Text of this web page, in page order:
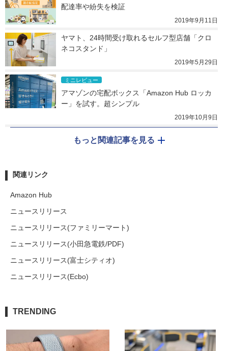
配達率や紛失を検証
2019年9月11日
ヤマト、24時間受け取れるセルフ型店舗「クロ
ネコスタンド」
2019年5月29日
ミニレビュー
アマゾンの宅配ボックス「Amazon Hub ロッカ
ー」を試す。超シンプル
2019年10月9日
もっと関連記事を見る
関連リンク
Amazon Hub
ニュースリリース
ニュースリリース(ファミリーマート)
ニュースリリース(小田急電鉄/PDF)
ニュースリリース(富士シティオ)
ニュースリリース(Ecbo)
TRENDING